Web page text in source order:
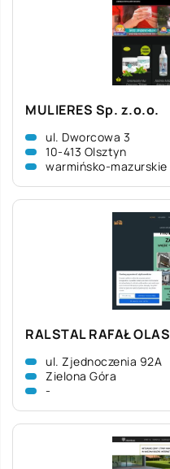
MULIERES Sp. z.o.o.
ul. Dworcowa 3
10-413 Olsztyn
warmińsko-mazurskie
RALSTAL RAFAŁ OLAS
ul. Zjednoczenia 92A
Zielona Góra
-